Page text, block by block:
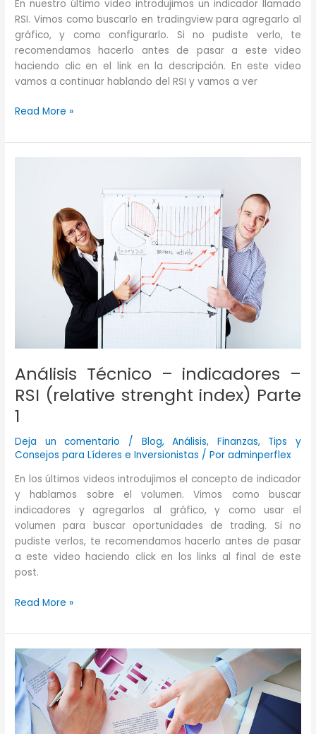
En nuestro último video introdujimos un indicador llamado
RSI. Vimos como buscarlo en tradingview para agregarlo al
gráfico, y como configurarlo. Si no pudiste verlo, te
recomendamos hacerlo antes de pasar a este video
haciendo clic en el link en la descripción. En este video
vamos a continuar hablando del RSI y vamos a ver
Análisis
–
indicadores
strenght
Read More »
Análisis Técnico – indicadores –
RSI (relative strenght index) Parte
1
Deja un comentario / Blog,Análisis, Finanzas, Tips y
Consejos para Líderes e Inversionistas / Poradminperflex
En los últimos videos introdujimos el concepto de indicador
y hablamos sobre el volumen. Vimos como buscar
indicadores y agregarlos al gráfico, y como usar el
volumen para buscar oportunidades de trading. Si no
pudiste verlos, te recomendamos hacerlo antes de pasar
a este video haciendo click en los links al final de este
post.
Análisis
–
indicadores
–
RSI
(relative
strenght
index)
Read More »